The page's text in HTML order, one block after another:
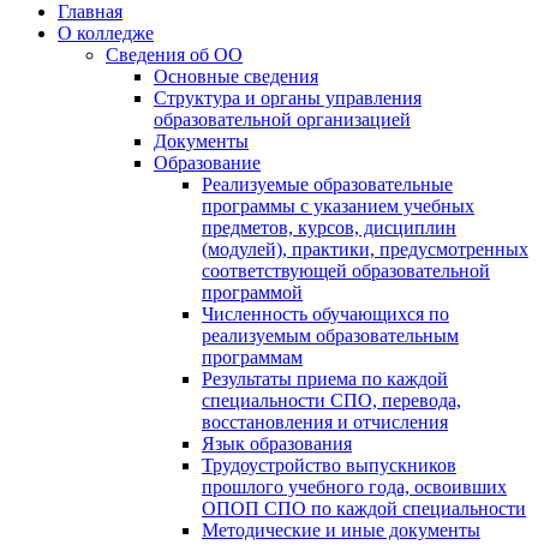
Главная
О колледже
Сведения об ОО
Основные сведения
Структура и органы управления
образовательной организацией
Документы
Образование
Реализуемые образовательные
программы с указанием учебных
предметов, курсов, дисциплин
(модулей), практики, предусмотренных
соответствующей образовательной
программой
Численность обучающихся по
реализуемым образовательным
программам
Результаты приема по каждой
специальности СПО, перевода,
восстановления и отчисления
Язык образования
Трудоустройство выпускников
прошлого учебного года, освоивших
ОПОП СПО по каждой специальности
Методические и иные документы